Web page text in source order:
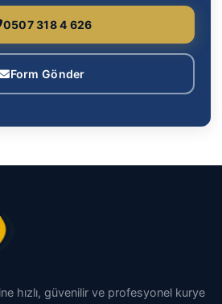
0507 318 4 626
Form Gönder
hızlı, güvenilir ve profesyonel kurye